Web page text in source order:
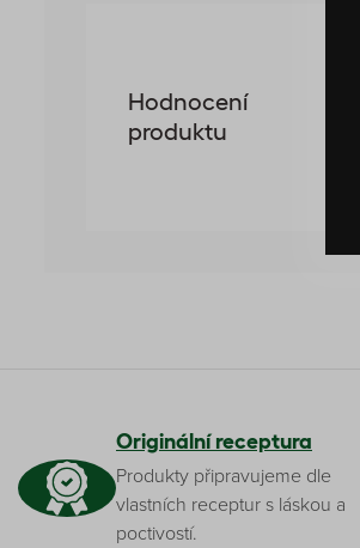
Hodnocení
produktu
Originální receptura
Produkty připravujeme dle
vlastních receptur s láskou a
poctivostí.